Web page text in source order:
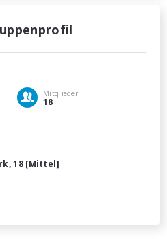
Mitglieder
18
18 [Mittel]